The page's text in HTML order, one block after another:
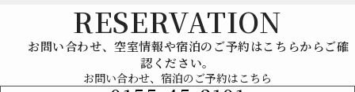
RESERVATION
お問い合わせ、空室情報や宿泊のご予約はこちらからご確
認ください。
お問い合わせ、宿泊のご予約はこちら